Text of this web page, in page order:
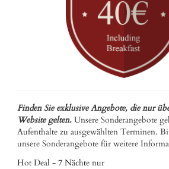
Finden Sie exklusive Angebote, die nur
Website gelten. Unsere Sonderangebote
Aufenthalte zu ausgewählten Terminen.
unsere Sonderangebote für weitere
Hot Deal - 7 Nächte nur